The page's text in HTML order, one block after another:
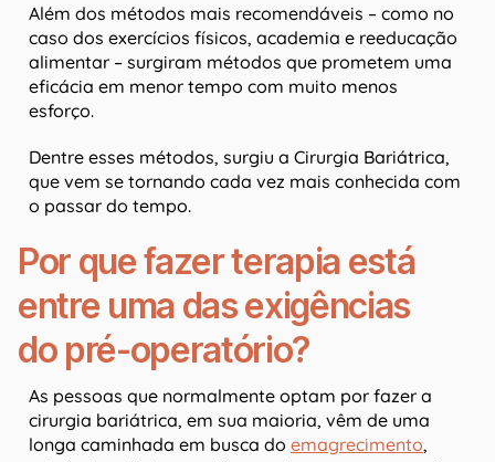
Além dos métodos mais recomendáveis – como no
caso dos exercícios físicos, academia e reeducação
alimentar – surgiram métodos que prometem uma
eficácia em menor tempo com muito menos
esforço.
Dentre esses métodos, surgiu a Cirurgia Bariátrica,
que vem se tornando cada vez mais conhecida com
o passar do tempo.
Por que fazer terapia está
entre uma das exigências
do pré-operatório?
As pessoas que normalmente optam por fazer a
cirurgia bariátrica, em sua maioria, vêm de uma
longa caminhada em busca do emagrecimento,